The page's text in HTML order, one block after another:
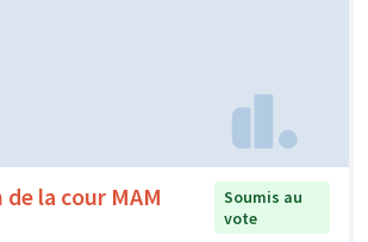
la cour MAM
Soumis au
vote